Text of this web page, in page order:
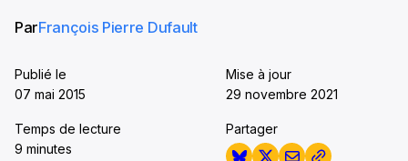
ParFrançois Pierre Dufault
Publié le
07 mai 2015
Mise à jour
29 novembre 2021
Temps de lecture
9 minutes
Partager